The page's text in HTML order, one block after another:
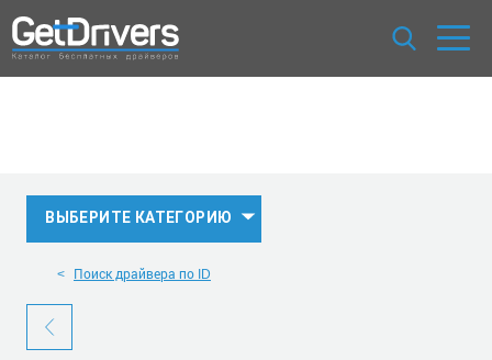
ВЫБЕРИТЕ КАТЕГОРИЮ
Поиск драйвера по ID